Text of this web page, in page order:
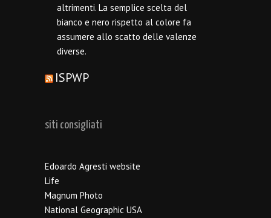
altrimenti. La semplice scelta del
bianco e nero rispetto al colore fa
assumere allo scatto delle valenze
diverse.
ISPWP
siti consigliati
Edoardo Agresti website
Life
Magnum Photo
National Geographic USA